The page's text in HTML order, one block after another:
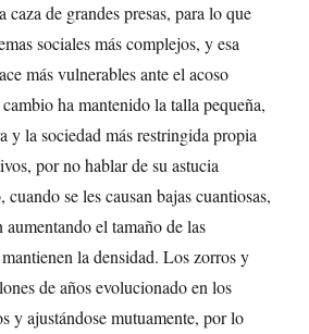
caza de grandes presas, para lo que
sociales más complejos, y esa
más vulnerables ante el acoso
ha mantenido la talla pequeña,
y la sociedad más restringida propia
por no hablar de su astucia
se les causan bajas cuantiosas,
el tamaño de las
la densidad. Los zorros y
de años evolucionado en los
y ajustándose mutuamente, por lo